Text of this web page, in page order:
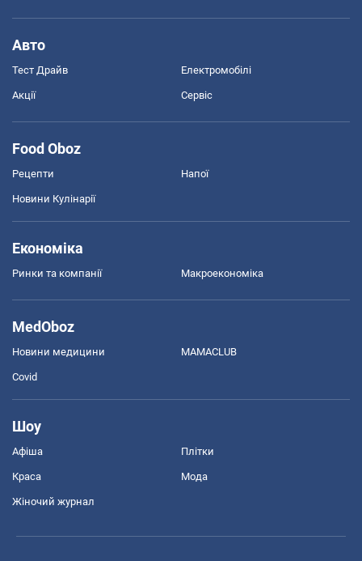
Авто
Тест Драйв Електромобілі
Акції Сервіс
Food Oboz
Рецепти Напої
Новини Кулінарії
Економіка
Ринки та компанії Макроекономіка
MedOboz
Новини медицини MAMACLUB
Covid
Шоу
Афіша Плітки
Краса Мода
Жіночий журнал